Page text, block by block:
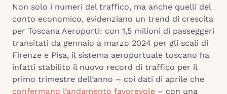
Non solo i numeri del traffico, ma anche quelli del
conto economico, evidenziano un trend di crescita
per Toscana Aeroporti: con 1,5 milioni di passeggeri
transitati da gennaio a marzo 2024 per gli scali di
Firenze e Pisa, il sistema aeroportuale toscano ha
infatti stabilito il nuovo record di traffico per il
primo trimestre dell’anno – coi dati di aprile che
confermano l’andamento favorevole – con una